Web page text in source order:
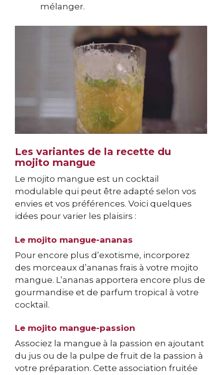
mélanger.
Les variantes de la recette du
mojito mangue
Le mojito mangue est un cocktail
modulable qui peut être adapté selon vos
envies et vos préférences. Voici quelques
idées pour varier les plaisirs :
Le mojito mangue-ananas
Pour encore plus d’exotisme, incorporez
des morceaux d’ananas frais à votre mojito
mangue. L’ananas apportera encore plus de
gourmandise et de parfum tropical à votre
cocktail.
Le mojito mangue-passion
Associez la mangue à la passion en ajoutant
du jus ou de la pulpe de fruit de la passion à
votre préparation. Cette association fruitée